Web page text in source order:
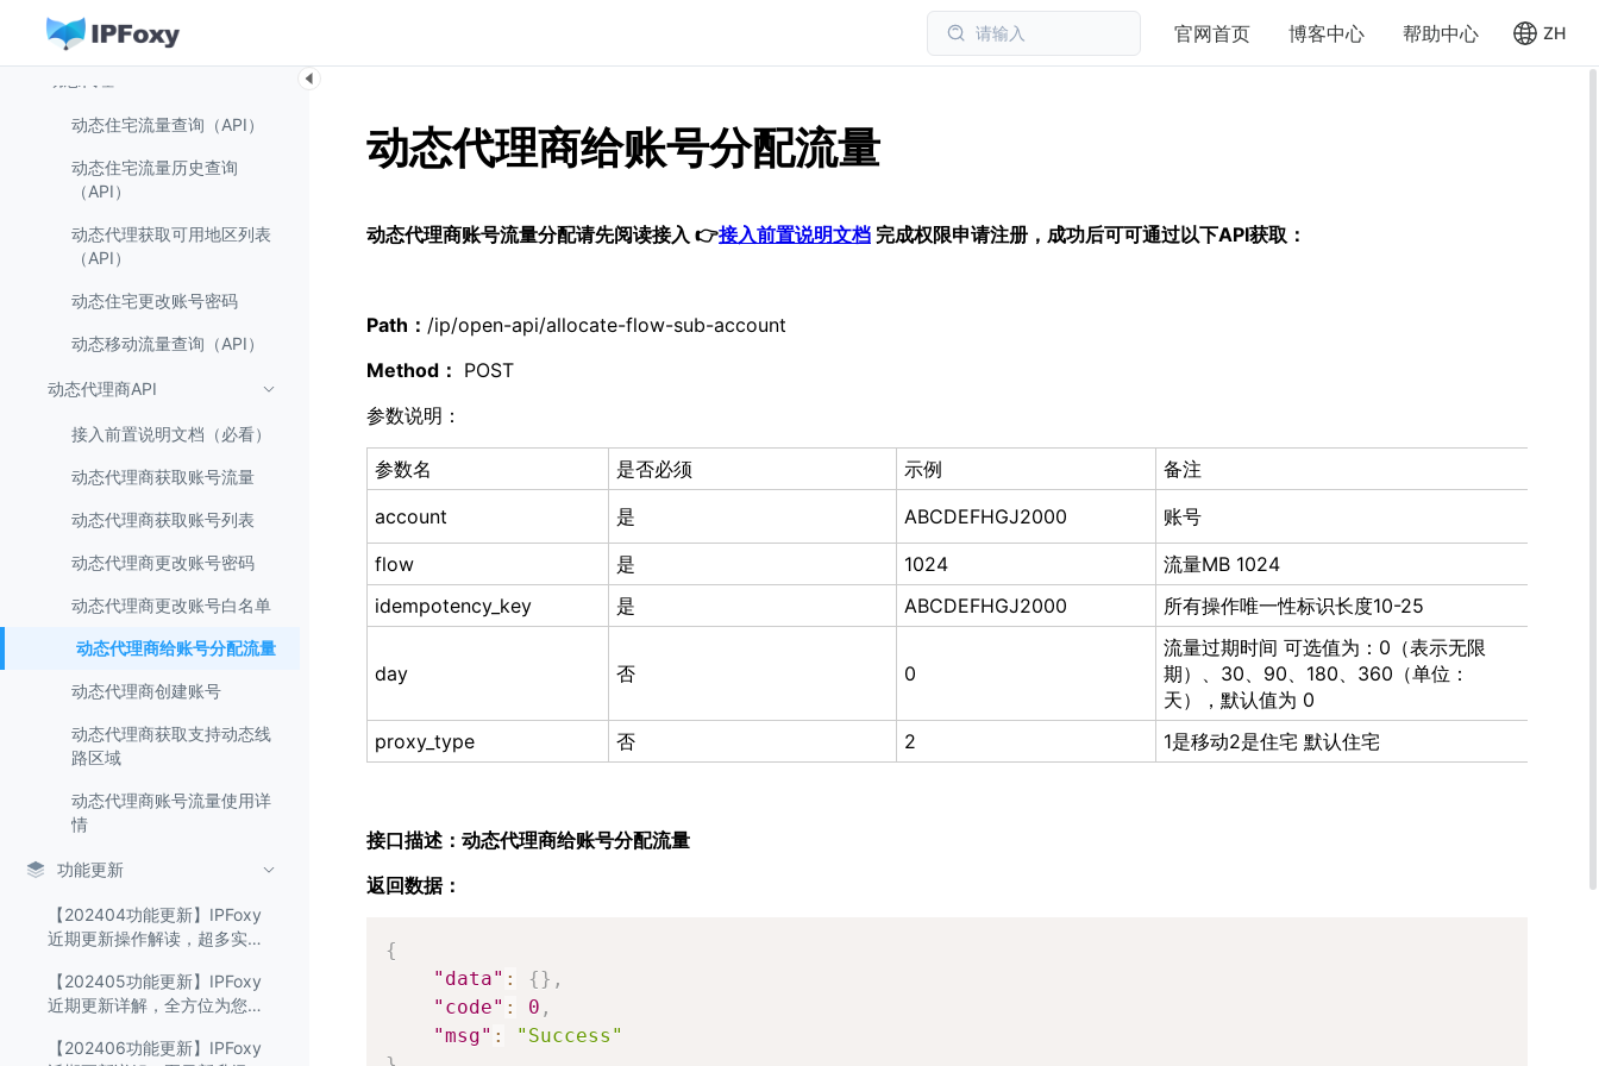
请输入 官网首页 博客中心 帮助中心 ZH
动态代理商给账号分配流量
动态代理商账号流量分配请先阅读接入 👉接入前置说明文档 完成权限申请注册，成功后可可通过以下API获取：
Path： /ip/open-api/allocate-flow-sub-account
Method： POST
参数说明：
参数名 是否必须 示例
备注
account
是 ABCDEFHGJ2000
账号
flow
是 1024
流量MB 1024
idempotency_key
是 ABCDEFHGJ2000 所有操作唯一性标识长度10-25
day 否 0
流量过期时间 可选值为：0（表示无限
期）、30、90、180、360（单位：
天），默认值为 0
proxy_type
否 2 1是移动2是住宅 默认住宅
接口描述：动态代理商给账号分配流量
返回数据：
{
"data" : {} ,
"code" : 0 ,
"msg" :
"Success"
重置密码
动态住宅流量查询（API）
动态住宅流量历史查询
（API）
动态代理获取可用地区列表
（API）
动态住宅更改账号密码
动态移动流量查询（API）
动态代理商API
接入前置说明文档（必看）
动态代理商获取账号流量
动态代理商获取账号列表
动态代理商更改账号密码
动态代理商更改账号白名单
动态代理商给账号分配流量
动态代理商创建账号
动态代理商获取支持动态线
路区域
动态代理商账号流量使用详
情
功能更新
【202404功能更新】IPFoxy
近期更新操作解读，超多实用
【202405功能更新】IPFoxy
近期更新详解，全方位为您带
【202406功能更新】IPFoxy